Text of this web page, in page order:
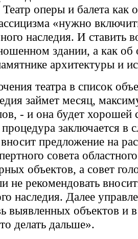
оперы и балета как
«нужно
наследия. И ставить
здании, а как об
архитектуры и
театра в список
займет месяц,
- и она будет хорошей
заключается в
предложение на
совета
объектов, а совет
не рекомендовать
наследия. Далее
выявленных объектов и в
делать дальше».